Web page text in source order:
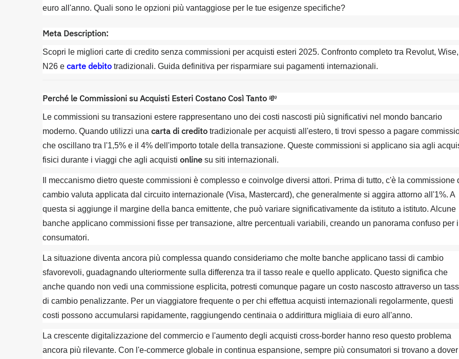
euro all'anno. Quali sono le opzioni più vantaggiose per le tue esigenze specifiche?
Meta Description:
Scopri le migliori carte di credito senza commissioni per acquisti esteri 2025. Confronto completo tra Revolut, Wise,
N26 e carte debito tradizionali. Guida definitiva per risparmiare sui pagamenti internazionali.
Perché le Commissioni su Acquisti Esteri Costano Così Tanto 💸
Le commissioni su transazioni estere rappresentano uno dei costi nascosti più significativi nel mondo bancario
moderno. Quando utilizzi una carta di credito tradizionale per acquisti all'estero, ti trovi spesso a pagare
che oscillano tra l'1,5% e il 4% dell'importo totale della transazione. Queste commissioni si applicano sia agli
fisici durante i viaggi che agli acquisti online su siti internazionali.
Il meccanismo dietro queste commissioni è complesso e coinvolge diversi attori. Prima di tutto, c'è la commissione
cambio valuta applicata dal circuito internazionale (Visa, Mastercard), che generalmente si aggira attorno all'1%. A
questa si aggiunge il margine della banca emittente, che può variare significativamente da istituto a istituto. Alcune
banche applicano commissioni fisse per transazione, altre percentuali variabili, creando un panorama confuso per i
consumatori.
La situazione diventa ancora più complessa quando consideriamo che molte banche applicano tassi di cambio
sfavorevoli, guadagnando ulteriormente sulla differenza tra il tasso reale e quello applicato. Questo significa che
anche quando non vedi una commissione esplicita, potresti comunque pagare un costo nascosto attraverso un
di cambio penalizzante. Per un viaggiatore frequente o per chi effettua acquisti internazionali regolarmente, questi
costi possono accumularsi rapidamente, raggiungendo centinaia o addirittura migliaia di euro all'anno.
La crescente digitalizzazione del commercio e l'aumento degli acquisti cross-border hanno reso questo problema
ancora più rilevante. Con l'e-commerce globale in continua espansione, sempre più consumatori si trovano a dover